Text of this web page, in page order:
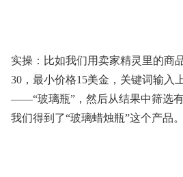
实操：比如我们用卖家精灵里的商
30，最小价格15美金，关键词输入
——“玻璃瓶”，然后从结果中筛选
我们得到了“玻璃蜡烛瓶”这个产品